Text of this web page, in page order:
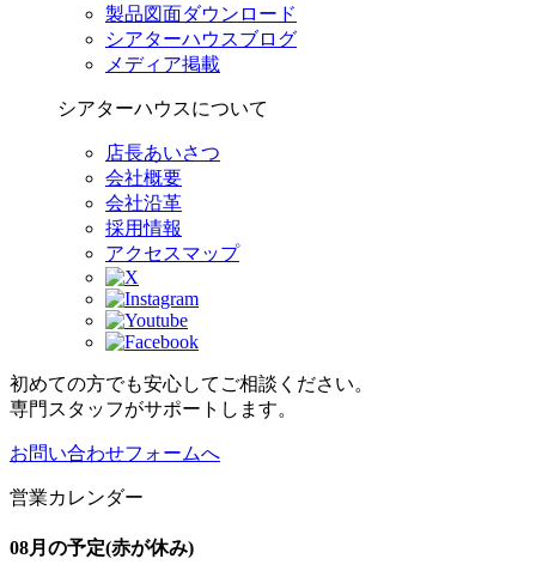
製品図面ダウンロード
シアターハウスブログ
メディア掲載
シアターハウスについて
店長あいさつ
会社概要
会社沿革
採用情報
アクセスマップ
初めての方でも安心してご相談ください。
専門スタッフがサポートします。
お問い合わせフォームへ
営業カレンダー
08月の予定(赤が休み)